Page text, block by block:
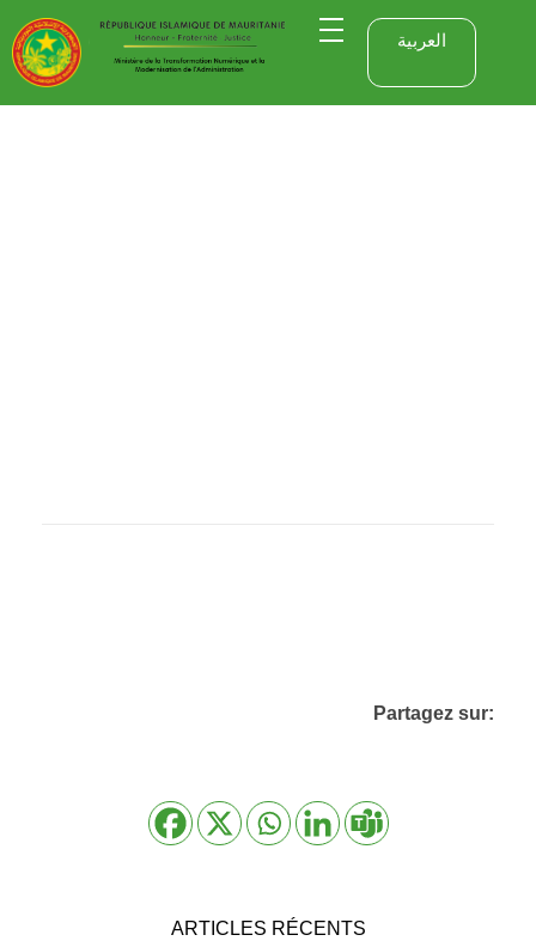
العربية
Partagez sur:
ARTICLES RÉCENTS